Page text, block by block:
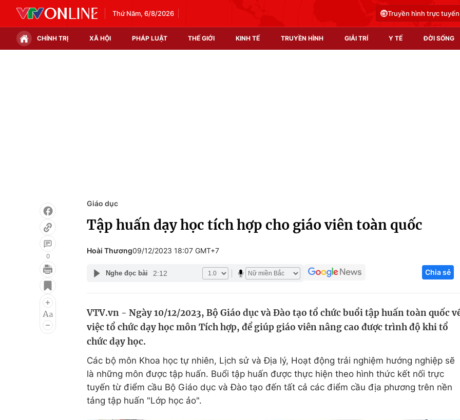
Thứ Năm, 6/8/2026 Truyền hình trực tuyến
CHÍNH TRỊ XÃ HỘI PHÁP LUẬT THẾ GIỚI KINH TẾ TRUYỀN HÌNH GIẢI TRÍ Y TẾ ĐỜI SỐNG
Infographic
Điện ảnh
Âm nhạc
Làm đẹp
Giáo dục
Học trực tuyến
Công nghệ
Sản phẩm
Tư vấn
0
Giáo dục
Tập huấn dạy học tích hợp cho giáo viên toàn quốc
Hoài Thương09/12/2023 18:07 GMT+7
Nghe đọc bài 2:12 Chia sẻ
VTV.vn - Ngày 10/12/2023, Bộ Giáo dục và Đào tạo tổ chức buổi tập huấn toàn quốc
việc tổ chức dạy học môn Tích hợp, để giúp giáo viên nâng cao được trình độ khi tổ
chức dạy học.
Các bộ môn Khoa học tự nhiên, Lịch sử và Địa lý, Hoạt động trải nghiệm hướng nghiệp sẽ
là những môn được tập huấn. Buổi tập huấn được thực hiện theo hình thức kết nối trực
tuyến từ điểm cầu Bộ Giáo dục và Đào tạo đến tất cả các điểm cầu địa phương trên nền
tảng tập huấn "Lớp học ảo".